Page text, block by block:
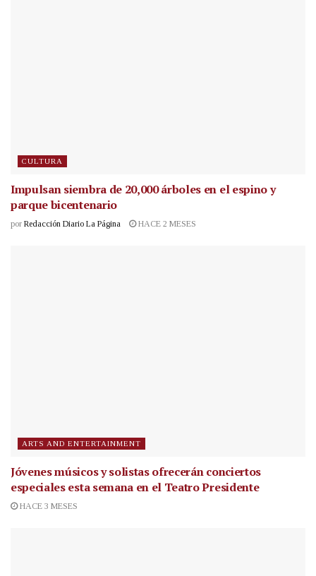
CULTURA
Impulsan siembra de 20,000 árboles en el espino y
parque bicentenario
por Redacción Diario La Página HACE 2 MESES
ARTS AND ENTERTAINMENT
Jóvenes músicos y solistas ofrecerán conciertos
especiales esta semana en el Teatro Presidente
HACE 3 MESES